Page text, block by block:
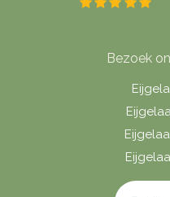
Bezoek